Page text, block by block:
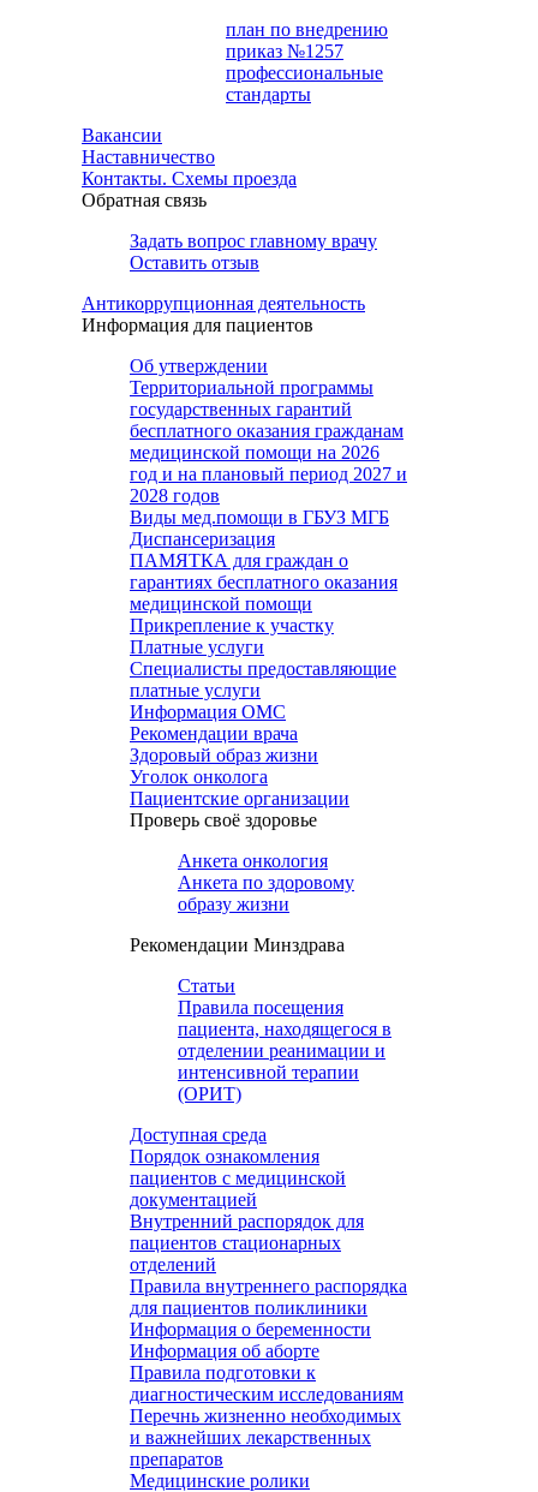
план по внедрению
приказ №1257
профессиональные
стандарты
Вакансии
Наставничество
Контакты. Схемы проезда
Обратная связь
Задать вопрос главному врачу
Оставить отзыв
Антикоррупционная деятельность
Информация для пациентов
Об утверждении
Территориальной программы
государственных гарантий
бесплатного оказания гражданам
медицинской помощи на 2026
год и на плановый период 2027 и
2028 годов
Виды мед.помощи в ГБУЗ МГБ
Диспансеризация
ПАМЯТКА для граждан о
гарантиях бесплатного оказания
медицинской помощи
Прикрепление к участку
Платные услуги
Специалисты предоставляющие
платные услуги
Информация ОМС
Рекомендации врача
Здоровый образ жизни
Уголок онколога
Пациентские организации
Проверь своё здоровье
Анкета онкология
Анкета по здоровому
образу жизни
Рекомендации Минздрава
Статьи
Правила посещения
пациента, находящегося в
отделении реанимации и
интенсивной терапии
(ОРИТ)
Доступная среда
Порядок ознакомления
пациентов с медицинской
документацией
Внутренний распорядок для
пациентов стационарных
отделений
Правила внутреннего распорядка
для пациентов поликлиники
Информация о беременности
Информация об аборте
Правила подготовки к
диагностическим исследованиям
Перечнь жизненно необходимых
и важнейших лекарственных
препаратов
Медицинские ролики